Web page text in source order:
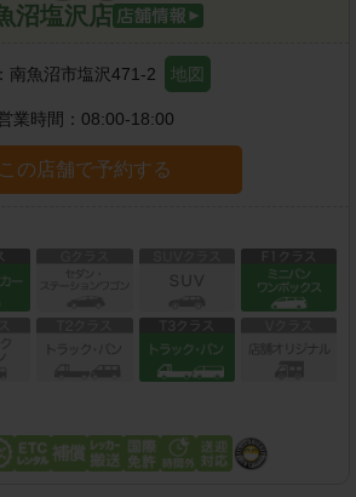
沼塩沢店
南魚沼市塩沢471-2 地図
業時間： 08:00-18:00
この店舗で予約する